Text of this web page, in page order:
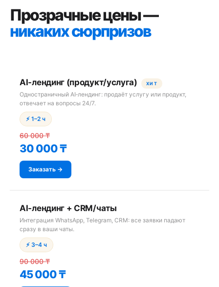
Прозрачные цены —
никаких сюрпризов
AI‑лендинг (продукт/услуга) ХИТ
Одностраничный AI‑лендинг: продаёт услугу или продукт,
отвечает на вопросы 24/7.
⚡ 1–2 ч
60 000 ₸
30 000 ₸
Заказать →
AI‑лендинг + CRM/чаты
Интеграция WhatsApp, Telegram, CRM: все заявки падают
сразу в ваши чаты.
⚡ 3–4 ч
90 000 ₸
45 000 ₸